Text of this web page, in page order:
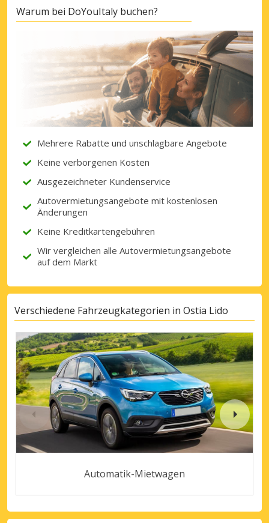
Warum bei DoYouItaly buchen?
Mehrere Rabatte und unschlagbare Angebote
Keine verborgenen Kosten
Ausgezeichneter Kundenservice
Autovermietungsangebote mit kostenlosen
Änderungen
Keine Kreditkartengebühren
Wir vergleichen alle Autovermietungsangebote
auf dem Markt
Verschiedene Fahrzeugkategorien in Ostia Lido
Automatik-Mietwagen